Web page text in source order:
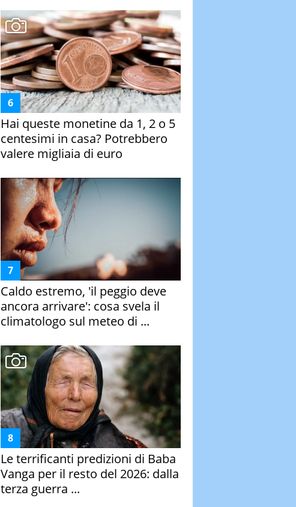
Hai queste monetine da 1, 2 o 5
centesimi in casa? Potrebbero
valere migliaia di euro
Caldo estremo, 'il peggio deve
ancora arrivare': cosa svela il
climatologo sul meteo di ...
Le terrificanti predizioni di Baba
Vanga per il resto del 2026: dalla
terza guerra ...